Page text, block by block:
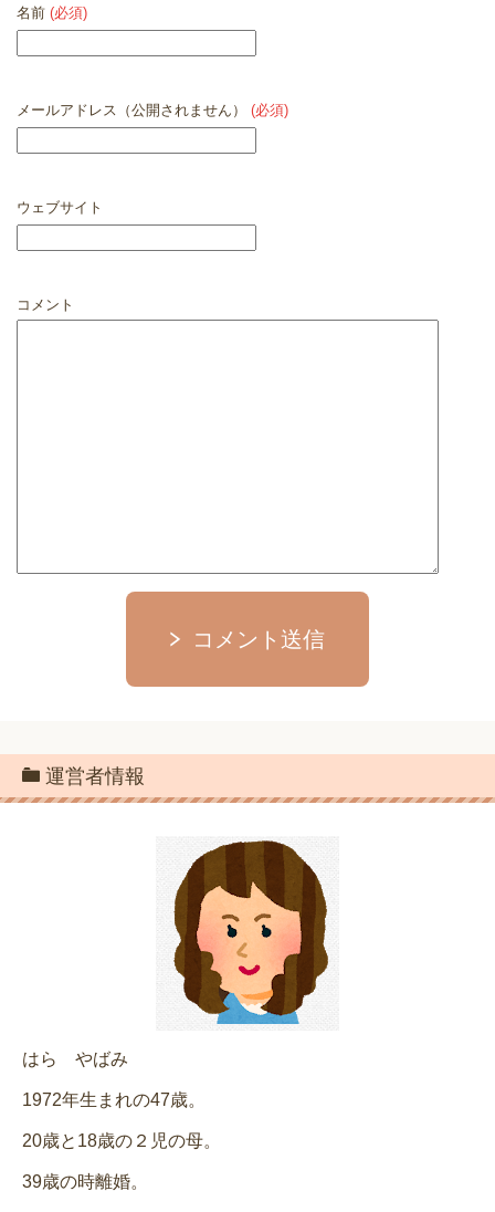
名前 (必須)
メールアドレス（公開されません） (必須)
ウェブサイト
コメント
コメント送信
運営者情報
はら やばみ
1972年生まれの47歳。
20歳と18歳の２児の母。
39歳の時離婚。